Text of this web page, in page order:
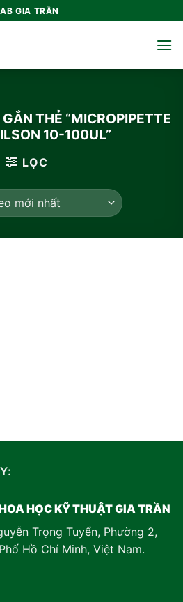
GIA TRẦN
THẺ “MICROPIPETTE
10-100UL”
LỌC
HỌC KỸ THUẬT GIA TRẦN
Trọng Tuyển, Phường 2,
Hồ Chí Minh, Việt Nam.